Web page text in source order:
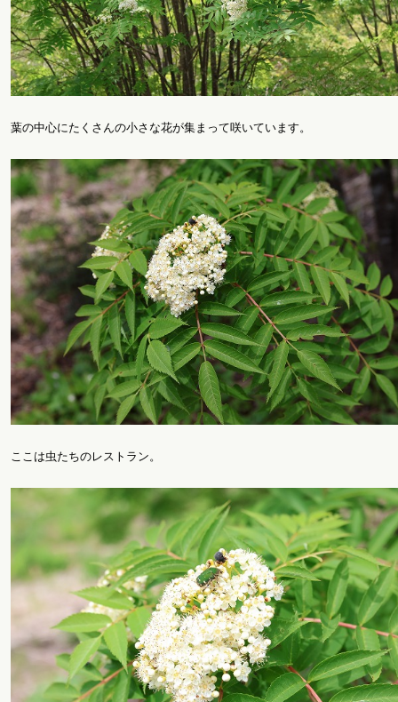
葉の中心にたくさんの小さな花が集まって咲いています。
ここは虫たちのレストラン。